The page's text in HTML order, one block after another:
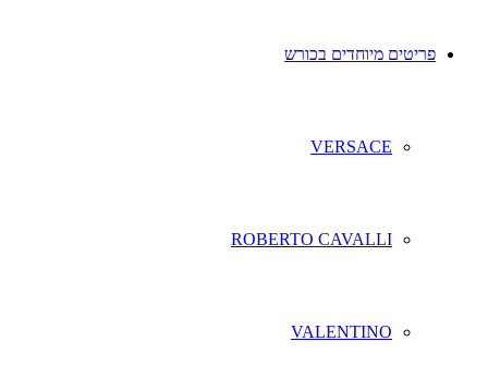
פריטים מיוחדים בכורש
VERSACE
ROBERTO CAVALLI
VALENTINO